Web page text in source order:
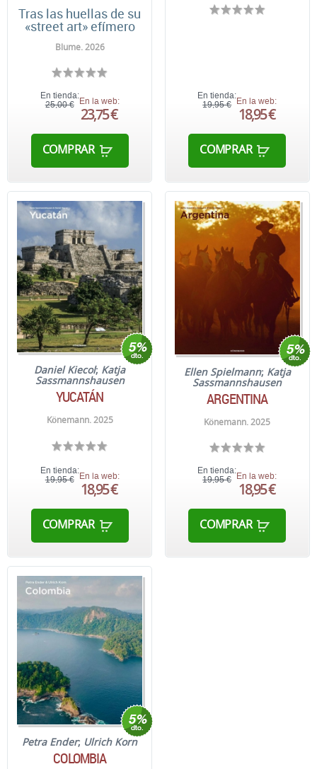
Tras las huellas de su
«street art» efímero
Blume. 2026
En tienda:
25,00 € En la web:
23,75 €
COMPRAR
En tienda:
19,95 € En la web:
18,95 €
COMPRAR
Daniel Kiecol; Katja
Sassmannshausen
YUCATÁN
Könemann. 2025
En tienda:
19,95 € En la web:
18,95 €
COMPRAR
Ellen Spielmann; Katja
Sassmannshausen
ARGENTINA
Könemann. 2025
En tienda:
19,95 €
En la web:
18,95 €
COMPRAR
Petra Ender; Ulrich Korn
COLOMBIA